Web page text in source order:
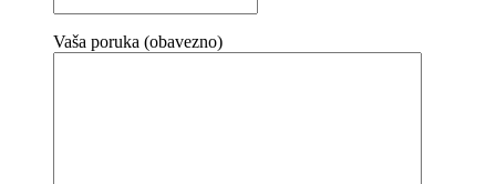
Vaša poruka (obavezno)